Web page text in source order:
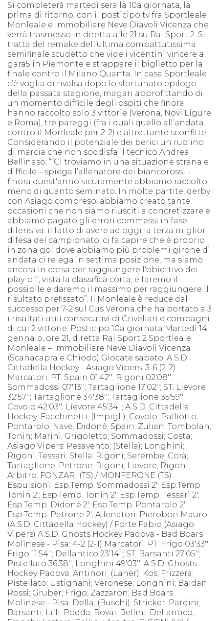
Si completerà martedì sera la 10a giornata, la
prima di ritorno, con il posticipo tv fra Sportleale
Monleale e Immobiliare Neve Diavoli Vicenza che
verrà trasmesso in diretta alle 21 su Rai Sport 2. Si
tratta del remake dell’ultima combattutissima
semifinale scudetto che vide i vicentini vincere a
gara5 in Piemonte e strappare il biglietto per la
finale contro il Milano Quanta. In casa Sportleale
c’è voglia di rivalsa dopo lo sfortunato epilogo
della passata stagione, magari approfittando di
un momento difficile degli ospiti che finora
hanno raccolto solo 3 vittorie (Verona, Novi Ligure
e Roma), tre pareggi (fra i quali quello all’andata
contro il Monleale per 2-2) e altrettante sconfitte.
Considerando il potenziale dei berici un ruolino
di marcia che non soddisfa il tecnico Andrea
Bellinaso: ““Ci troviamo in una situazione strana e
difficile – spiega l’allenatore dei biancorossi -
finora quest'anno sicuramente abbiamo raccolto
meno di quanto seminato. In molte partite, derby
con Asiago compreso, abbiamo creato tante
occasioni che non siamo riusciti a concretizzare e
abbiamo pagato gli errori commessi in fase
difensiva. il fatto di avere ad oggi la terza miglior
difesa del campionato, ci fa capire che è proprio
in zona gol dove abbiamo più problemi girone di
andata ci relega in settima posizione, ma siamo
ancora in corsa per raggiungere l'obiettivo dei
play-off, vista la classifica corta, e faremo il
possibile e daremo il massimo per raggiungere il
risultato prefissato”. Il Monleale è reduce dal
successo per 7-2 sul Cus Verona che ha portato a 3
i risultati utili consecutivi di Crivellari e compagni
di cui 2 vittorie. Posticipo 10a giornata Martedì 14
gennaio, ore 21, diretta Rai Sport 2 Sportleale
Monleale – Immobiliare Neve Diavoli Vicenza
(Scanacapra e Chiodo) Giocate sabato: A.S.D.
Cittadella Hockey - Asiago Vipers: 3-6 (2-2)
Marcatori: PT. Spain 01'42''; Rigoni 02'08'';
Sommadossi 07'13''; Tartaglione 17'02''; ST. Lievore
32'57''; Tartaglione 34'38''; Tartaglione 35'59'';
Covolo 42'03''; Lievore 45'34''; A.S.D. Cittadella
Hockey: Facchinetti; (Impigli); Covolo; Palliotto;
Pontarolo; Nave; Didonè; Spain; Zulian; Tombolan;
Tonin; Marini; Grigoletto; Sommadossi; Costa;
Asiago Vipers: Pesavento; (Stella); Longhini;
Rigoni; Tessari; Stella; Rigoni; Serembe; Corà;
Tartaglione; Petrone; Rigoni; Lievore; Rigoni;
Arbitro: FONZARI (TS) / MONFERONE (TS)
Espulsioni: Esp.Temp. Sommadossi 2'; Esp.Temp.
Tonin 2'; Esp.Temp. Tonin 2'; Esp.Temp. Tessari 2';
Esp.Temp. Didonè 2'; Esp.Temp. Pontarolo 2';
Esp.Temp. Petrone 2'; Allenatori: Pierobon Mauro
(A.S.D. Cittadella Hockey) / Forte Fabio (Asiago
Vipers) A.S.D. Ghosts Hockey Padova - Bad Boars
Molinese - Pisa: 4-2 (2-1) Marcatori: PT. Frigo 03'33'';
Frigo 11'54''; Dellantico 23'14''; ST. Barsanti 27'05'';
Pistellato 36'38''; Longhini 49'03''; A.S.D. Ghosts
Hockey Padova: Antinori; (Laner); Kos; Frizzera;
Pistellato; Ustignani; Veronese; Longhini; Baldan;
Rossi; Gruber; Frigo; Zazzaron; Bad Boars
Molinese - Pisa: Della; (Buschi); Stricker; Pardini;
Barsanti; Lilli; Podda; Rovai; Bellini; Dellantico;